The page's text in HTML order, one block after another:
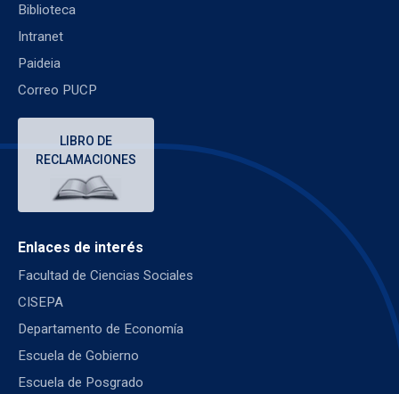
Biblioteca
Intranet
Paideia
Correo PUCP
LIBRO DE
RECLAMACIONES
Enlaces de interés
Facultad de Ciencias Sociales
CISEPA
Departamento de Economía
Escuela de Gobierno
Escuela de Posgrado